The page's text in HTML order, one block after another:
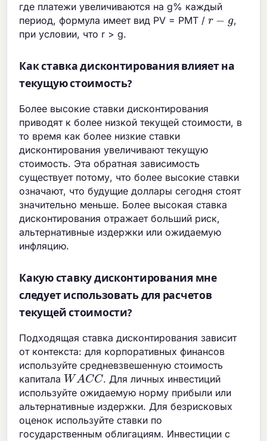
где платежи увеличиваются на g% каждый
период, формула имеет вид PV = PMT /r−g
,
при условии, что r > g.
Как ставка дисконтирования влияет на
текущую стоимость?
Более высокие ставки дисконтирования
приводят к более низкой текущей стоимости, в
то время как более низкие ставки
дисконтирования увеличивают текущую
стоимость. Эта обратная зависимость
существует потому, что более высокие ставки
означают, что будущие доллары сегодня стоят
значительно меньше. Более высокая ставка
дисконтирования отражает больший риск,
альтернативные издержки или ожидаемую
инфляцию.
Какую ставку дисконтирования мне
следует использовать для расчетов
текущей стоимости?
Подходящая ставка дисконтирования зависит
от контекста: для корпоративных финансов
используйте средневзвешенную стоимость
капитала WACC . Для личных инвестиций
используйте ожидаемую норму прибыли или
альтернативные издержки. Для безрисковых
оценок используйте ставки по
государственным облигациям. Инвестиции с